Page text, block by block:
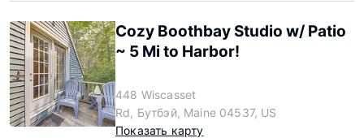
Cozy Boothbay Studio w/ Patio
~ 5 Mi to Harbor!
448 Wiscasset
Rd, Бутбэй, Maine 04537, US
Показать карту